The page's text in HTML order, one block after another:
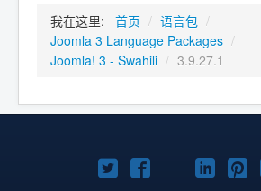
我在这里: 首页 / 语言包 /
Joomla 3 Language Packages /
Joomla! 3 - Swahili / 3.9.27.1
TwitterFacebookYouTube